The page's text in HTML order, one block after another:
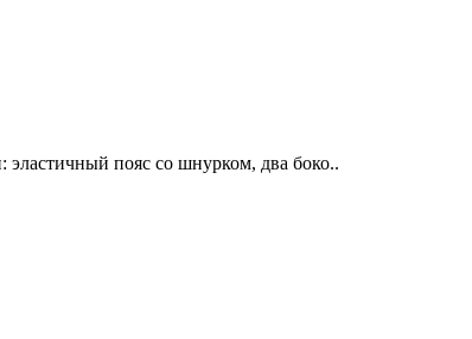
пояс со шнурком, два боко..